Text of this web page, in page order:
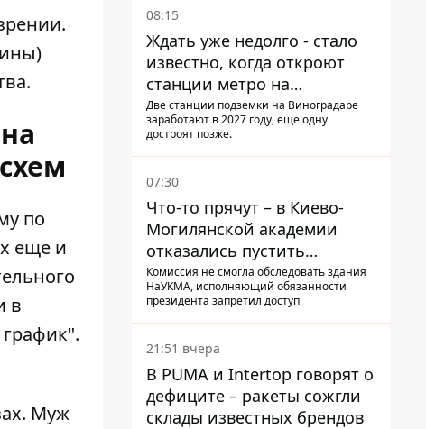
по
еще и
в
Муж
08:15
Ждать уже недолго - стало
известно, когда откроют
станции метро на
Виноградаре
Две станции подземки на Виноградаре
заработают в 2027 году, еще одну
достроят позже.
07:30
Что-то прячут – в Киево-
Могилянской академии
отказались пустить
комиссию по охране
памятников на территорию
Комиссия не смогла обследовать здания
НаУКМА, исполняющий обязанности
президента запретил доступ
21:51 вчера
В PUMA и Intertop говорят о
дефиците – ракеты сожгли
склады известных брендов